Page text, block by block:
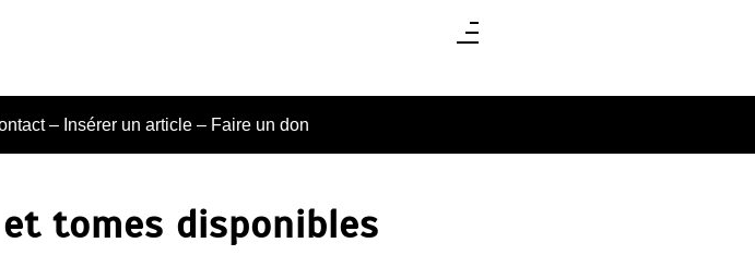
– Insérer un article – Faire un don
et tomes disponibles